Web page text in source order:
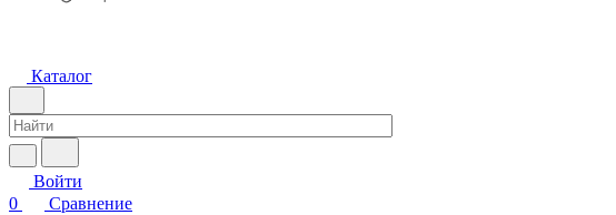
Каталог
Войти
0
Сравнение